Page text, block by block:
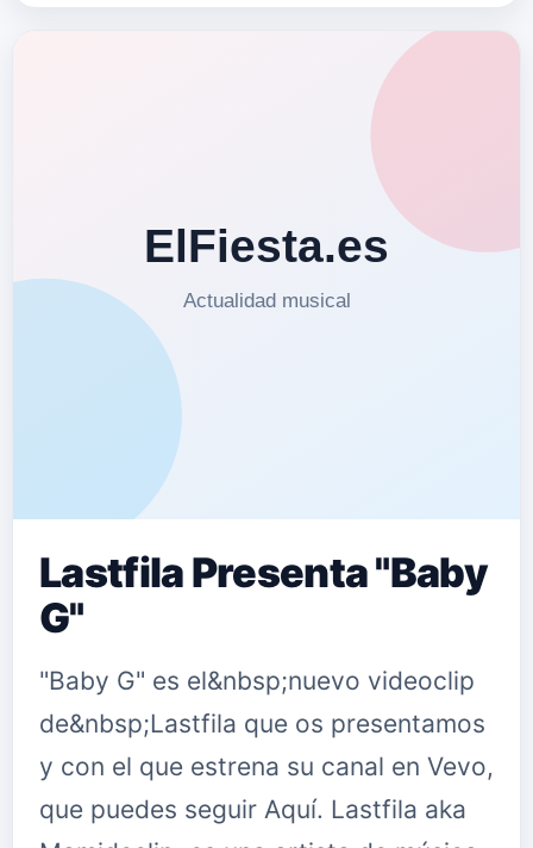
Lastfila Presenta "Baby
G"
"Baby G" es el&nbsp;nuevo videoclip
de&nbsp;Lastfila que os presentamos
y con el que estrena su canal en Vevo,
que puedes seguir Aquí. Lastfila aka